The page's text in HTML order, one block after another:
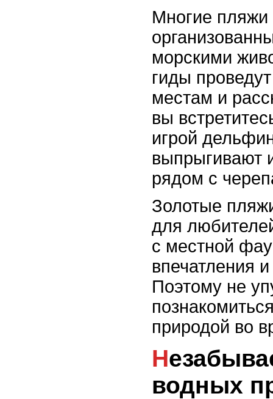
Многие пляжи
морскими
гиды
местам и
вы
игрой
выпрыгивают
рядом с
Золотые
для
с местной
впечатления
Поэтому не
природой во
Незабываемые впечатления от
водных